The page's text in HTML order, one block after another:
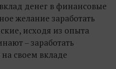
денег в финансовые
желание заработать
исходя из опыта
– заработать
своем вкладе